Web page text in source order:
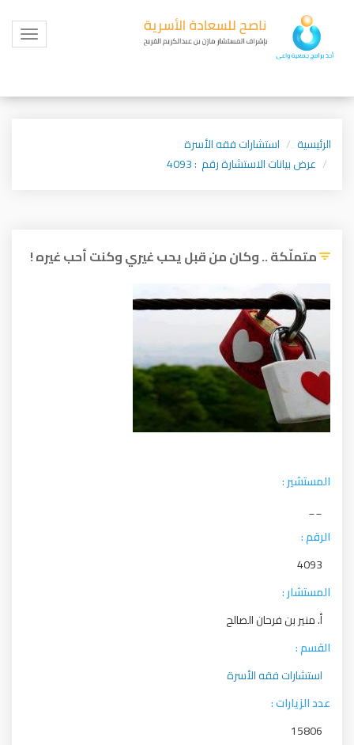
Toggle
الرئيسية
استشارات فقه الأسرة
عرض بيانات الاستشارة رقم : 4093
متملّكة .. وكان من قبل يحب غيري وكنت أحب غيره !
المستشير :
__
الرقم :
4093
المستشار :
أ. منير بن فرحان الصالح
القسم :
استشارات فقه الأسرة
عدد الزيارات :
15806